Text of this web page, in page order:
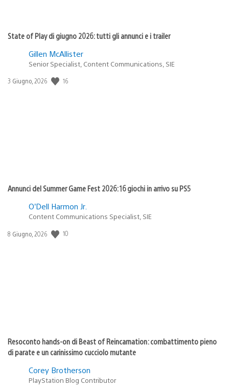
State of Play di giugno 2026: tutti gli annunci e i trailer
Gillen McAllister
Senior Specialist, Content Communications, SIE
Data
3 Giugno, 2026 16
Annunci del Summer Game Fest 2026: 16 giochi in arrivo su PS5
O’Dell Harmon Jr.
Content Communications Specialist, SIE
Data
8 Giugno, 2026 10
Resoconto hands-on di Beast of Reincarnation: combattimento pieno
di parate e un carinissimo cucciolo mutante
Corey Brotherson
PlayStation Blog Contributor